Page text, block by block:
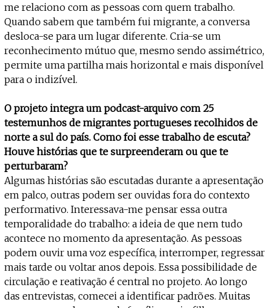
me relaciono com as pessoas com quem trabalho.
Quando sabem que também fui migrante, a conversa
desloca-se para um lugar diferente. Cria-se um
reconhecimento mútuo que, mesmo sendo assimétrico,
permite uma partilha mais horizontal e mais disponível
para o indizível.
O projeto integra um podcast-arquivo com 25
testemunhos de migrantes portugueses recolhidos de
norte a sul do país. Como foi esse trabalho de escuta?
Houve histórias que te surpreenderam ou que te
perturbaram?
Algumas histórias são escutadas durante a apresentação
em palco, outras podem ser ouvidas fora do contexto
performativo. Interessava-me pensar essa outra
temporalidade do trabalho: a ideia de que nem tudo
acontece no momento da apresentação. As pessoas
podem ouvir uma voz específica, interromper, regressar
mais tarde ou voltar anos depois. Essa possibilidade de
circulação e reativação é central no projeto. Ao longo
das entrevistas, comecei a identificar padrões. Muitas